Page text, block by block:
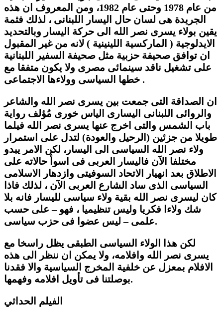
من عام 1978 وحتى عام 1982، ومن المعروف ان هذه
الجريدة هى لسان حال اليسار اللبنانى ، لذلك فثمة
يقين بولاء يسرى نصر الله الى حركة اليسار وبالتحديد
الايدلوجية ( الماركسية اللينينية ) لانه من غير المقبول
ان توافق صحيفة حزبية مثل صحيفة السفير اللبنانية
على تشغيل ناقد سينمائى مصرى ولا يكون متفقا مع
خطها السياسى وولاءها الاجتماعى .
ان الصداقة التى جمعت بين يسرى نصر الله والشاعر
والروائى اللبنانى اليسارى الياس خورى مُؤلف رواية
باب الشمس والتى اخرج عنها يسرى نصر الله فيلما
طويلا من جزئين (الرحيل والعودة) لتدل على استمرار
ولاء نصر الله السياسى الى اليسار، لكن الامر يبدو
مختلفا الآن فاليسار العربى فى اسوأ حالاته على
الاطلاق بعد انهيار الاتحاد السوفيتى وازدهار الاسلامى
السياسى الذى ساد الشارع العربى الآن ، لذلك فاذا
كان ليسرى نصر الله بقية ولاء سياسى لليسار فانه بلا
شك ولاءا فكريا وليس تنظيميا ، فهو – على حسب
علمى – ليس عضوا فى حزب سياسى.
لكن هذا الولاء السياسى الطبقى يظل راسخا مع
يسرى نصر الله وافلامه، ولا يمكن ان ننظر الى هذه
الافلام بمعزل عن خلفية المخرج السياسية والا فقدنا
بوصلتنا فى تأويل افلامه وفهمها.
الفيلم الحداثي